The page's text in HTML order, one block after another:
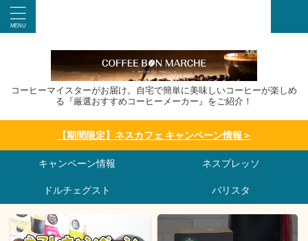
コーヒーマイスターがお届け。自宅で簡単に美味しいコーヒーが楽しめ
る『厳選おすすめコーヒーメーカー』をご紹介！
【期間限定】ネスカフェ キャンペーン情報＞
キャンペーン情報 ネスプレッソ
ドルチェグスト バリスタ